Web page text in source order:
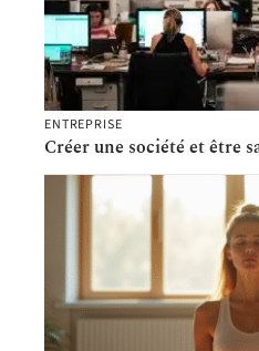
ENTREPRISE
Créer une société et être